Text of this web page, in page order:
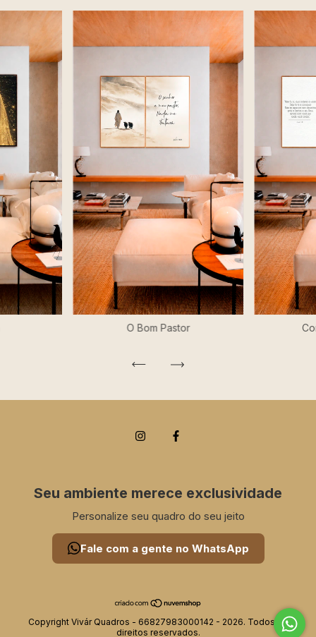
O Bom Pastor
Seu ambiente merece exclusividade
Personalize seu quadro do seu jeito
Fale com a gente no WhatsApp
Copyright Vivár Quadros - 66827983000142 - 2026. Todos os
direitos reservados.